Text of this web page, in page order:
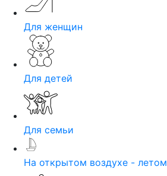
Для женщин
Для детей
Для семьи
На открытом воздухе - летом